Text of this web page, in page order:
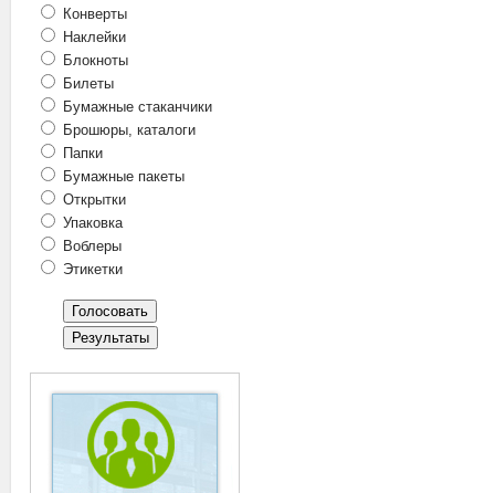
Конверты
Наклейки
Блокноты
Билеты
Бумажные стаканчики
Брошюры, каталоги
Папки
Бумажные пакеты
Открытки
Упаковка
Воблеры
Этикетки